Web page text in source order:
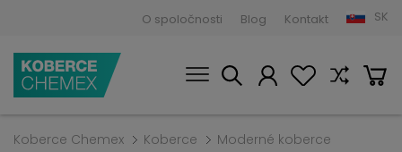
O spoločnosti Blog Kontakt SK
Koberce Chemex Koberce Moderné koberce